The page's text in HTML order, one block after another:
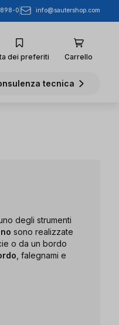
0 info@sautershop.com
dei preferiti Carrello
tecnica
degli strumenti
sono realizzate
o da un bordo
, falegnami e